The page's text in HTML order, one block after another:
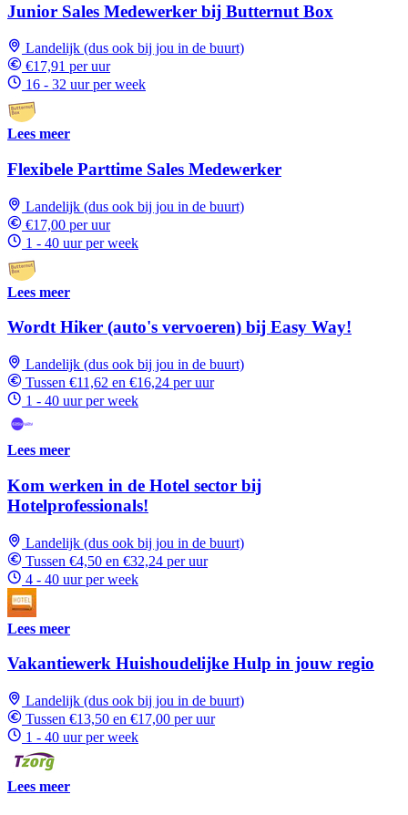
Junior Sales Medewerker bij Butternut Box
Landelijk (dus ook bij jou in de buurt)
€17,91 per uur
16 - 32 uur per week
Lees meer
Flexibele Parttime Sales Medewerker
Landelijk (dus ook bij jou in de buurt)
€17,00 per uur
1 - 40 uur per week
Lees meer
Wordt Hiker (auto's vervoeren) bij Easy Way!
Landelijk (dus ook bij jou in de buurt)
Tussen €11,62 en €16,24 per uur
1 - 40 uur per week
Lees meer
Kom werken in de Hotel sector bij
Hotelprofessionals!
Landelijk (dus ook bij jou in de buurt)
Tussen €4,50 en €32,24 per uur
4 - 40 uur per week
Lees meer
Vakantiewerk Huishoudelijke Hulp in jouw regio
Landelijk (dus ook bij jou in de buurt)
Tussen €13,50 en €17,00 per uur
1 - 40 uur per week
Lees meer